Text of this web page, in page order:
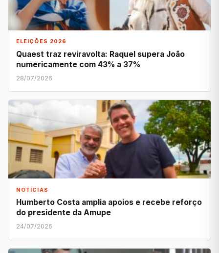
ELEIÇÕES 2026
Quaest traz reviravolta: Raquel supera João
numericamente com 43% a 37%
28/07/2026
NOTÍCIAS
Humberto Costa amplia apoios e recebe reforço
do presidente da Amupe
24/07/2026